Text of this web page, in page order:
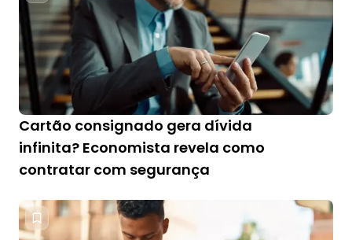
Cartão consignado gera dívida
infinita? Economista revela como
contratar com segurança